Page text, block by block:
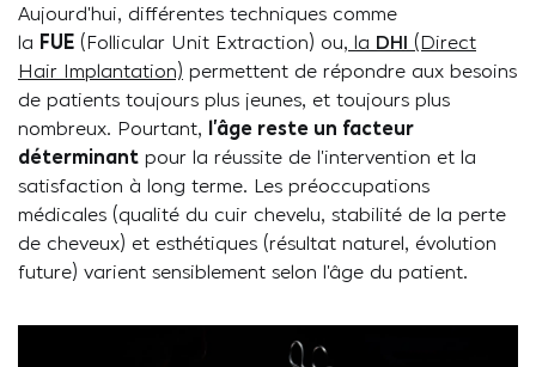
Aujourd’hui, différentes techniques comme
la FUE (Follicular Unit Extraction) ou,laDHI(Direct
Hair Implantation) permettent de répondre aux besoins
de patients toujours plus jeunes, et toujours plus
nombreux. Pourtant, l’âge reste un facteur
déterminant pour la réussite de l’intervention et la
satisfaction à long terme. Les préoccupations
médicales (qualité du cuir chevelu, stabilité de la perte
de cheveux) et esthétiques (résultat naturel, évolution
future) varient sensiblement selon l’âge du patient.